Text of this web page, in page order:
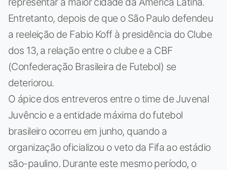
Entretanto, depois de que o São Paulo defendeu
a reeleição de Fabio Koff à presidência do Clube
dos 13, a relação entre o clube e a CBF
(Confederação Brasileira de Futebol) se
deteriorou.
O ápice dos entreveros entre o time de Juvenal
Juvêncio e a entidade máxima do futebol
brasileiro ocorreu em junho, quando a
organização oficializou o veto da Fifa ao estádio
são-paulino. Durante este mesmo período, o